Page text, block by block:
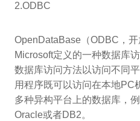
2.ODBC
OpenDataBase（ODBC，
Microsoft定义的一种数据库
数据库访问方法以访问不同
用程序既可以访问在本地PC
多种异构平台上的数据库，
Oracle或者DB2。